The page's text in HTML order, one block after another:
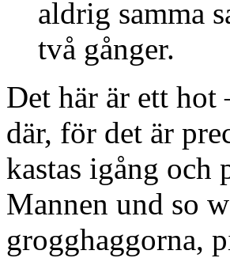
aldrig samma
två gånger.
Det här är ett hot
där, för det är
kastas igång och
Mannen und so
grogghaggorna,